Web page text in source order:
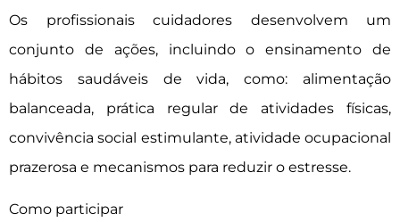
Os profissionais cuidadores desenvolvem um
conjunto de ações, incluindo o ensinamento de
hábitos saudáveis de vida, como: alimentação
balanceada, prática regular de atividades físicas,
convivência social estimulante, atividade ocupacional
prazerosa e mecanismos para reduzir o estresse.
Como participar